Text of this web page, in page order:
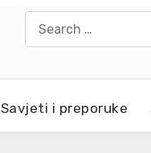
Savjeti i preporuke